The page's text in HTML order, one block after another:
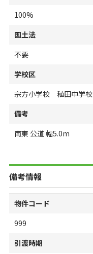
100%
国土法
不要
学校区
宗方小学校 稙田中学校
備考
南東 公道 幅5.0m
備考情報
物件コード
999
引渡時期